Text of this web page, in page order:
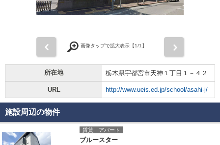
画像タップで拡大表示【1/1】
所在地 栃木県宇都宮市天神１丁目１－４２
URL http://www.ueis.ed.jp/school/asahi-j/
施設周辺の物件
賃貸｜アパート
ブルースター